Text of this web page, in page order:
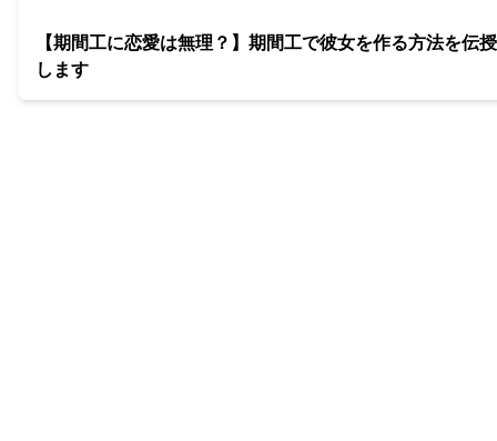
【期間工に恋愛は無理？】期間工で彼女を作る方法を伝授
します